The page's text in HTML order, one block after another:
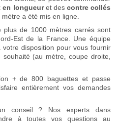
en longueuret des contre collés
a été mis en ligne.
plus de 1000 mètres carrés sont
Est de la France. Une équipe
votre disposition pour vous fournir
souhaité (au mètre, coupe droite,
+ de 800 baguettes et passe
entièrement vos demandes
conseil ? Nos experts dans
à toutes vos questions au